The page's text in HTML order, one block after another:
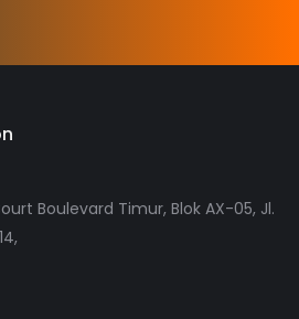
Boulevard Timur, Blok AX-05, Jl.